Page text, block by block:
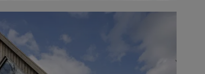
Vereinigtes Königreich